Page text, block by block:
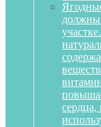
должны
сердца,